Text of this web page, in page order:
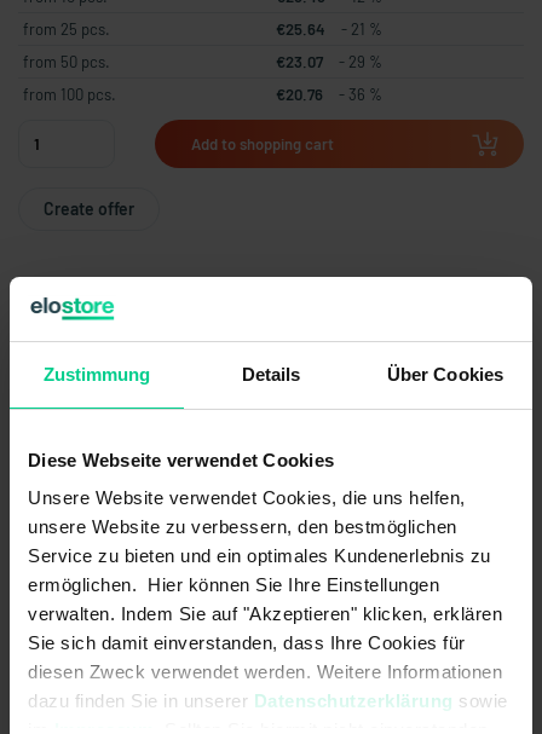
Zustimmung Details Über Cookies
Diese Webseite verwendet Cookies
Unsere Website verwendet Cookies, die uns helfen,
unsere Website zu verbessern, den bestmöglichen
Service zu bieten und ein optimales Kundenerlebnis zu
ermöglichen. Hier können Sie Ihre Einstellungen
verwalten. Indem Sie auf "Akzeptieren" klicken, erklären
Sie sich damit einverstanden, dass Ihre Cookies für
diesen Zweck verwendet werden. Weitere Informationen
dazu finden Sie in unserer Datenschutzerklärung sowie
from 25 pcs.
€25.64
- 21 %
from 50 pcs.
€23.07
- 29 %
from 100 pcs.
€20.76 - 36 %
Add to shopping cart
Create offer
Product information
Country of origin Germany
Item weight
Customs tariff number 85365011
This robust pushbutton is designed for applications
where unfavourable environmental influences prevail.
The M30 pushbutton is ideally suited for use in mobile
machines, e.g. for controlling hydraulic functions. The
switching element, which is completely separated from the